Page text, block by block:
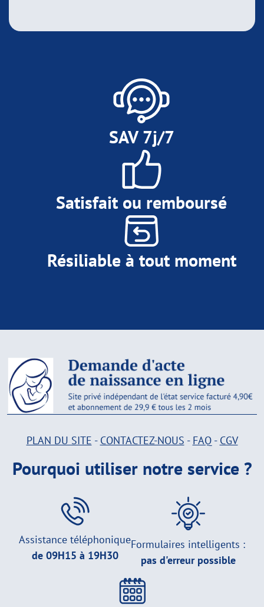
SAV 7j/7
Satisfait ou remboursé
Résiliable à tout moment
PLAN DU SITE - CONTACTEZ-NOUS - FAQ- CGV
Pourquoi utiliser notre service ?
Assistance téléphonique
de 09H15 à 19H30
Formulaires intelligents :
pas d'erreur possible